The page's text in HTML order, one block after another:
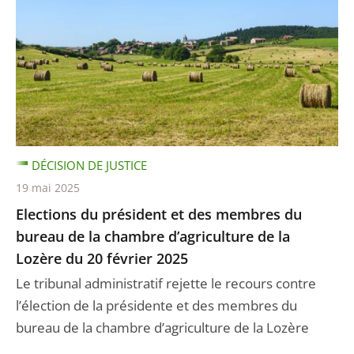
Elections du président et des membres du
bureau de la chambre d’agriculture de la
Lozère du 20 février 2025
Le tribunal administratif rejette le recours contre
l’élection de la présidente et des membres du
bureau de la chambre d’agriculture de la Lozère
DÉCISION DE JUSTICE
19 mai 2025